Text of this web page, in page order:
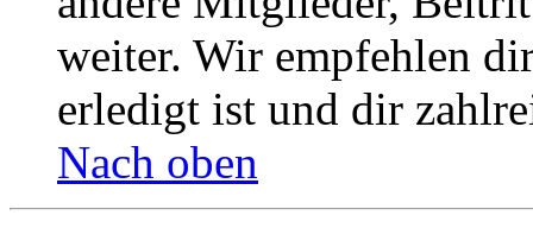
weiter. Wir empfehlen
erledigt ist und dir
Nach oben